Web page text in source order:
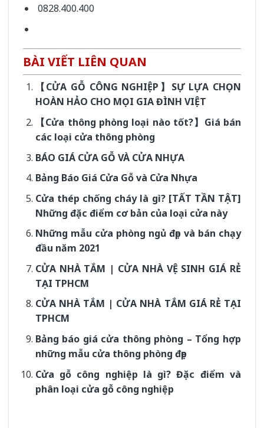
0828.400.400
BÀI VIẾT LIÊN QUAN
【CỬA GỖ CÔNG NGHIỆP】SỰ LỰA CHỌN
HOÀN HẢO CHO MỌI GIA ĐÌNH VIỆT
【Cửa thông phòng loại nào tốt?】Giá bán
các loại cửa thông phòng
BÁO GIÁ CỬA GỖ VÀ CỬA NHỰA
Bảng Báo Giá Cửa Gỗ và Cửa Nhựa
Cửa thép chống cháy là gì? [TẤT TẦN TẬT]
Những đặc điểm cơ bản của loại cửa này
Những mẫu cửa phòng ngủ đẹp và bán chạy
đầu năm 2021
CỬA NHÀ TẮM | CỬA NHÀ VỆ SINH GIÁ RẺ
TẠI TPHCM
CỬA NHÀ TẮM | CỬA NHÀ TẮM GIÁ RẺ TẠI
TPHCM
Bảng báo giá cửa thông phòng – Tổng hợp
những mẫu cửa thông phòng đẹp
Cửa gỗ công nghiệp là gì? Đặc điểm và
phân loại cửa gỗ công nghiệp